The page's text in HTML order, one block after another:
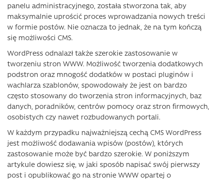
panelu administracyjnego, została stworzona tak, aby
maksymalnie uprościć proces wprowadzania nowych treści
w formie postów. Nie oznacza to jednak, że na tym kończą
się możliwości CMS.
WordPress odnalazł także szerokie zastosowanie w
tworzeniu stron WWW. Możliwość tworzenia dodatkowych
podstron oraz mnogość dodatków w postaci pluginów i
wachlarza szablonów, spowodowały że jest on bardzo
często stosowany do tworzenia stron informacyjnych, baz
danych, poradników, centrów pomocy oraz stron firmowych,
osobistych czy nawet rozbudowanych portali.
W każdym przypadku najważniejszą cechą CMS WordPress
jest możliwość dodawania wpisów (postów), których
zastosowanie może być bardzo szerokie. W poniższym
artykule dowiesz się, w jaki sposób napisać swój pierwszy
post i opublikować go na stronie WWW opartej o